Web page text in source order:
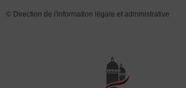
© Direction de l'information légale et administrative